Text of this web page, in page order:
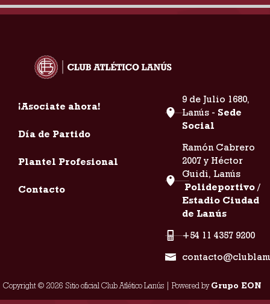
¡Asociate ahora!
Día de Partido
Plantel Profesional
Contacto
9 de Julio 1680,
Lanús - Sede
Social
Ramón Cabrero
2007 y Héctor
Guidi, Lanús
Polideportivo /
Estadio Ciudad
de Lanús
+54 11 4357 9200
Copyright © 2026 Sitio oficial Club Atlético Lanús | Powered byGrupo EON